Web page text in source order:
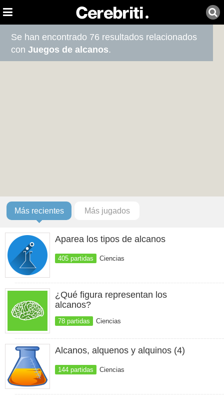
Se han encontrado 76 resultados relacionados
conJuegos de alcanos.
Más recientes Más jugados
Aparea los tipos de alcanos
405 partidas Ciencias
¿Qué figura representan los
alcanos?
78 partidas Ciencias
Alcanos, alquenos y alquinos (4)
144 partidas Ciencias